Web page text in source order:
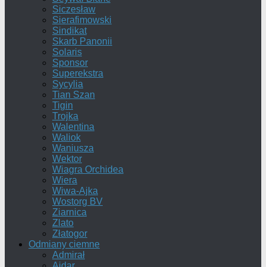
Siczesław
Sierafimowski
Sindikat
Skarb Panonii
Solaris
Sponsor
Superekstra
Sycylia
Tian Szan
Tigin
Trojka
Walentina
Waliok
Waniusza
Wektor
Wiagra Orchidea
Wiera
Wiwa-Ajka
Wostorg BV
Ziarnica
Zlato
Złatogor
Odmiany ciemne
Admirał